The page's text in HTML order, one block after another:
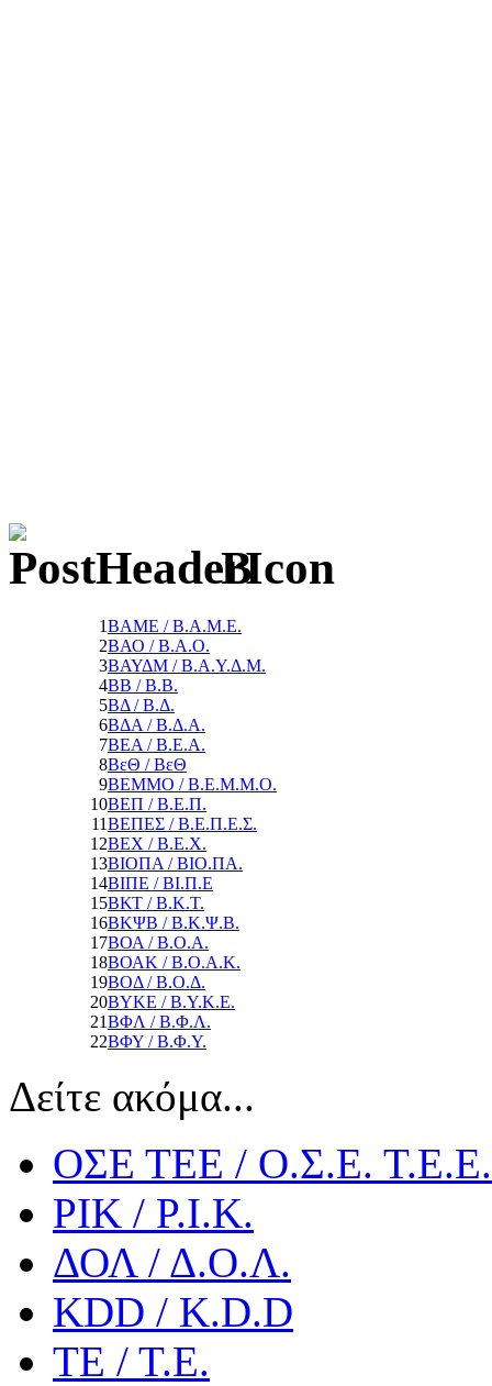
Β
1ΒΑΜΕ / Β.Α.Μ.Ε.
2ΒΑΟ / Β.Α.Ο.
3ΒΑΥΔΜ / Β.Α.Υ.Δ.Μ.
4ΒΒ / Β.Β.
5ΒΔ / Β.Δ.
6ΒΔΑ / Β.Δ.Α.
7ΒΕΑ / Β.Ε.Α.
8ΒεΘ / ΒεΘ
9ΒΕΜΜΟ / Β.Ε.Μ.Μ.Ο.
10ΒΕΠ / Β.Ε.Π.
11ΒΕΠΕΣ / Β.Ε.Π.Ε.Σ.
12ΒΕΧ / Β.Ε.Χ.
13ΒΙΟΠΑ / ΒΙΟ.ΠΑ.
14ΒΙΠΕ / ΒΙ.Π.Ε
15ΒΚΤ / Β.Κ.Τ.
16ΒΚΨΒ / Β.Κ.Ψ.Β.
17ΒΟΑ / Β.Ο.Α.
18ΒΟΑΚ / Β.Ο.Α.Κ.
19ΒΟΔ / Β.Ο.Δ.
20ΒΥΚΕ / Β.Υ.Κ.Ε.
21ΒΦΛ / Β.Φ.Λ.
22ΒΦΥ / Β.Φ.Υ.
Δείτε ακόμα...
ΟΣΕ ΤΕΕ / Ο.Σ.Ε. Τ.Ε.Ε.
ΡΙΚ / Ρ.Ι.Κ.
ΔΟΛ / Δ.Ο.Λ.
KDD / K.D.D
ΤΕ / Τ.Ε.